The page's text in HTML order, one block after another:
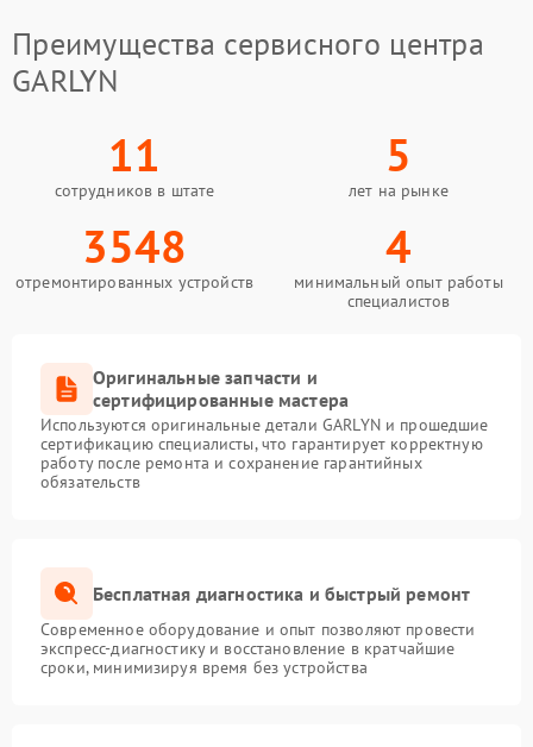
Преимущества сервисного центра
GARLYN
11
сотрудников в штате
5
лет на рынке
3548
отремонтированных устройств
4
минимальный опыт работы
специалистов
Оригинальные запчасти и
сертифицированные мастера
Используются оригинальные детали GARLYN и прошедшие
сертификацию специалисты, что гарантирует корректную
работу после ремонта и сохранение гарантийных
обязательств
Бесплатная диагностика и быстрый ремонт
Современное оборудование и опыт позволяют провести
экспресс-диагностику и восстановление в кратчайшие
сроки, минимизируя время без устройства